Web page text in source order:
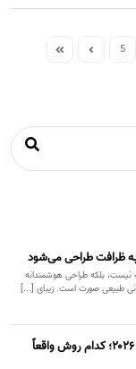
5
به ظرافت طراحی می‌شود
بلکه طراحی هوشمندانه
طبیعی صورت است. زیبای [...]
لیفت صورت بدون جراحی در ۲۰۲۶؛ کدام روش واقعاً